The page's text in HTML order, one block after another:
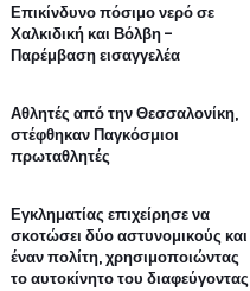
Επικίνδυνο πόσιμο νερό σε
Χαλκιδική και Βόλβη -
Παρέμβαση εισαγγελέα
Αθλητές από την Θεσσαλονίκη,
στέφθηκαν Παγκόσμιοι
πρωταθλητές
Εγκληματίας επιχείρησε να
σκοτώσει δύο αστυνομικούς και
έναν πολίτη, χρησιμοποιώντας
το αυτοκίνητο του διαφεύγοντας